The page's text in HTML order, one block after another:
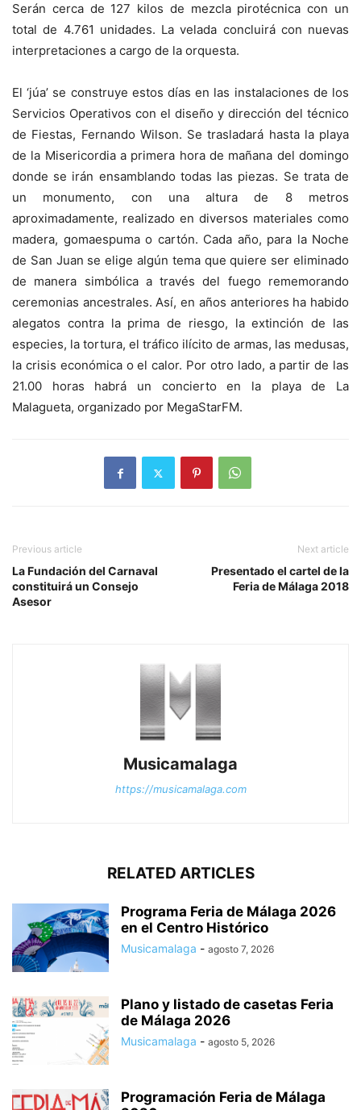
Serán cerca de 127 kilos de mezcla pirotécnica con un
total de 4.761 unidades. La velada concluirá con nuevas
interpretaciones a cargo de la orquesta.
El ‘júa’ se construye estos días en las instalaciones de los
Servicios Operativos con el diseño y dirección del técnico
de Fiestas, Fernando Wilson. Se trasladará hasta la playa
de la Misericordia a primera hora de mañana del domingo
donde se irán ensamblando todas las piezas. Se trata de
un monumento, con una altura de 8 metros
aproximadamente, realizado en diversos materiales como
madera, gomaespuma o cartón. Cada año, para la Noche
de San Juan se elige algún tema que quiere ser eliminado
de manera simbólica a través del fuego rememorando
ceremonias ancestrales. Así, en años anteriores ha habido
alegatos contra la prima de riesgo, la extinción de las
especies, la tortura, el tráfico ilícito de armas, las medusas,
la crisis económica o el calor. Por otro lado, a partir de las
21.00 horas habrá un concierto en la playa de La
Malagueta, organizado por MegaStarFM.
Previous article
La Fundación del Carnaval
constituirá un Consejo
Asesor
Next article
Presentado el cartel de la
Feria de Málaga 2018
Musicamalaga
https://musicamalaga.com
RELATED ARTICLES
Programa Feria de Málaga 2026
en el Centro Histórico
Musicamalaga - agosto 7, 2026
Plano y listado de casetas Feria
de Málaga 2026
Musicamalaga - agosto 5, 2026
Programación Feria de Málaga